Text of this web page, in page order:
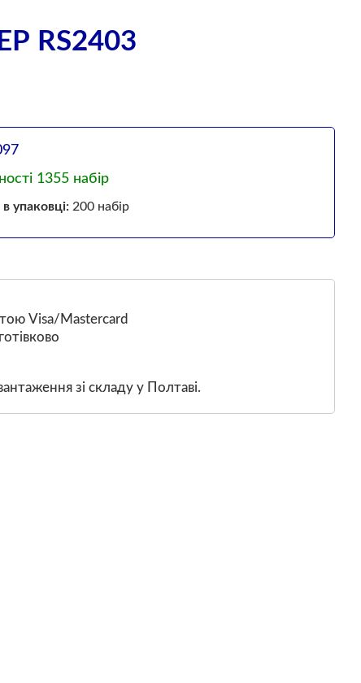
RS2403
1355 набір
в упаковці: 200 набір
Visa/Mastercard
зі складу у Полтаві.